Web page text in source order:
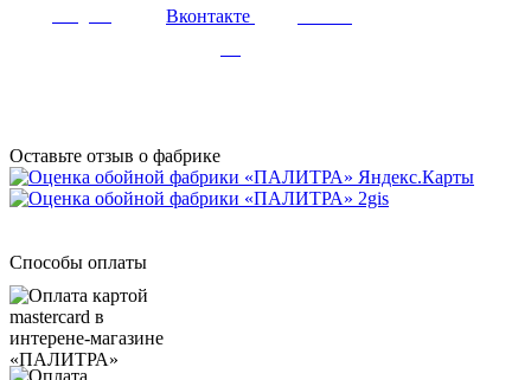
Вконтакте
Оставьте отзыв о фабрике
Способы оплаты